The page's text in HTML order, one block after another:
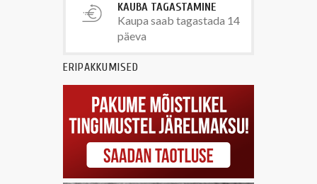
KAUBA TAGASTAMINE
Kaupa saab tagastada 14
päeva
ERIPAKKUMISED